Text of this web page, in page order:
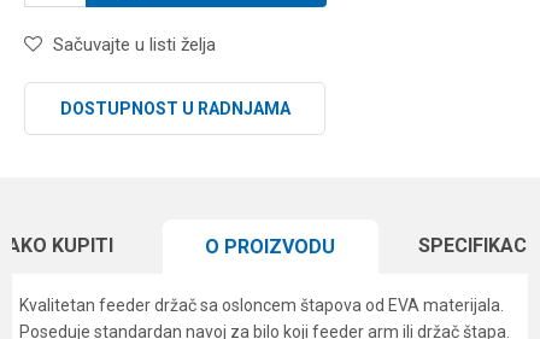
Sačuvajte u listi želja
DOSTUPNOST U RADNJAMA
KUPITI O PROIZVODU
Kvalitetan feeder držač sa osloncem štapova od EVA materijala.
Poseduje standardan navoj za bilo koji feeder arm ili držač štapa.